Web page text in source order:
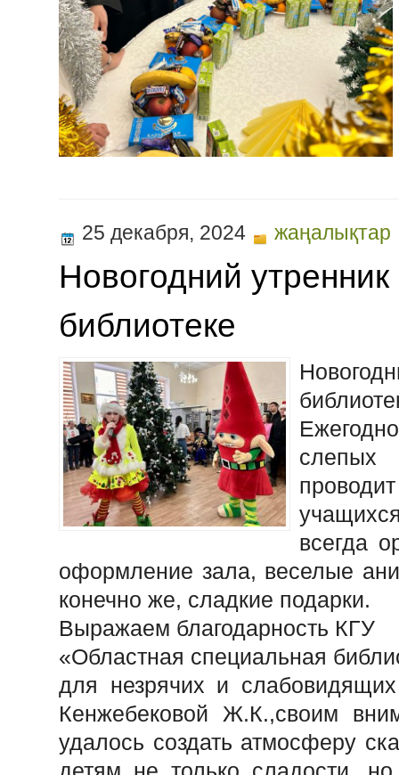
25 декабря, 2024 жаңалықтар
Новогодний
библиотеке
всегда
оформление зала, веселые
конечно же, сладкие подарки.
Выражаем благодарность КГУ
«Областная специальная
для незрячих и
Кенжебековой Ж.К.,своим
удалось создать атмосферу